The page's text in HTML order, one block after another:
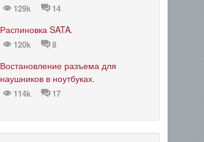
129k 14
Распиновка SATA.
120k 8
Востановление разъема для
наушников в ноутбуках.
114k 17